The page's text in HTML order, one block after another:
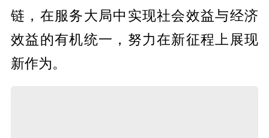
链，在服务大局中实现社会效益与经济
效益的有机统一，努力在新征程上展现
新作为。